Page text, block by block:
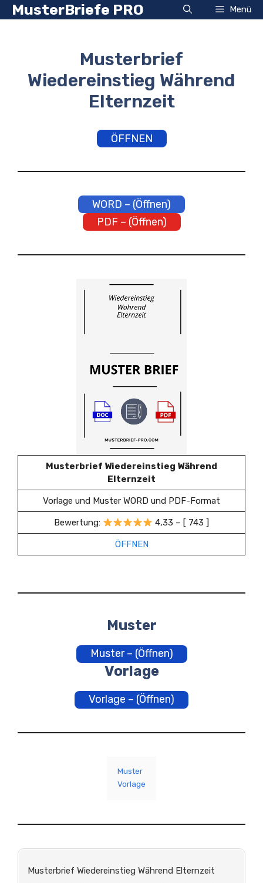
Zum
Inhalt
MusterBriefe PRO Menü
Musterbrief
Wiedereinstieg Während
Elternzeit
ÖFFNEN
WORD – (Öffnen)
PDF – (Öffnen)
Musterbrief Wiedereinstieg Während
Elternzeit
Vorlage und Muster WORD und PDF-Format
Bewertung: 4,33 – [ 743 ]
ÖFFNEN
Muster
Muster – (Öffnen)
Vorlage
Vorlage – (Öffnen)
Muster
Vorlage
Musterbrief Wiedereinstieg Während Elternzeit